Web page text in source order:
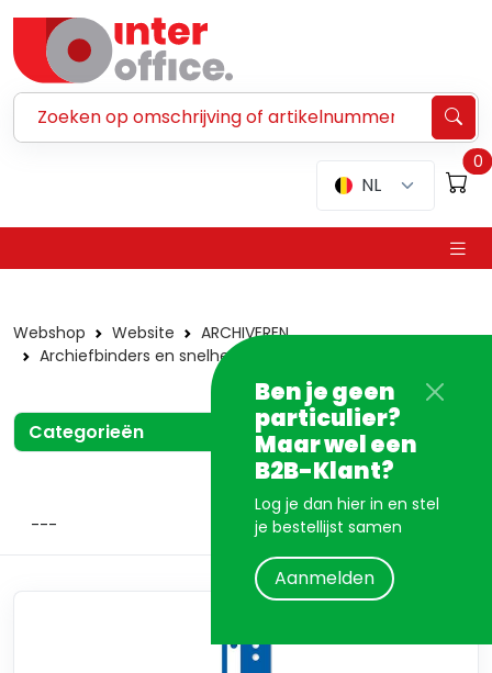
NL
0
Ben je geen
particulier?
Maar wel een
B2B-Klant?
Log je dan hier in en stel
je bestellijst samen
Aanmelden
Webshop Website
ARCHIVEREN
Archiefbinders en snelhechters
Categorieën